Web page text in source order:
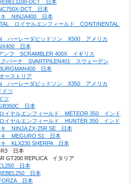
DCT　日本
DCT　日本
　NINJA400　日本
　ロイヤルエンフィールド　CONTINENTAL
ハーレーダビッドソン　X500　アメリカ
　日本
フ　SCRAMBLER 400X　イギリス
バーナ　SVARTPILEN401　スウェーデン
　日本
ーストリア
ハーレーダビッドソン　X350　アメリカ
イツ
ツ
　日本
イヤルエンフィールド　METEOR 350　インド
イヤルエンフィールド　HUNTER 350　インド
　NINJA ZX-25R SE　日本
　MEGURO S1　日本
　KLX230 SHERPA　日本
　日本
GT200 REPLICA　イタリア
　日本
　日本
　日本